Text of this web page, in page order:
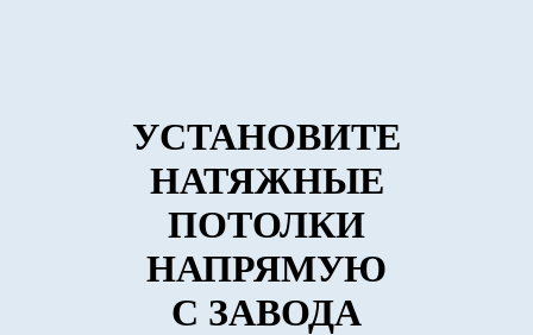
УСТАНОВИТЕ
НАТЯЖНЫЕ
ПОТОЛКИ
НАПРЯМУЮ
С ЗАВОДА